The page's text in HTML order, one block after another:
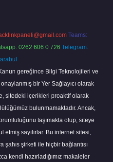
Teams:
0262 606 0 726 Telegram:
gereğince Bilgi Teknolojileri ve
bir Yer Sağlayıcı olarak
sitedeki içerikleri proaktif olarak
bulunmamaktadır. Ancak,
taşımakta olup, siteye
sayılırlar. Bu internet sitesi,
şahıs şirketi ile hiçbir bağlantısı
kendi hazırladığımız makaleler